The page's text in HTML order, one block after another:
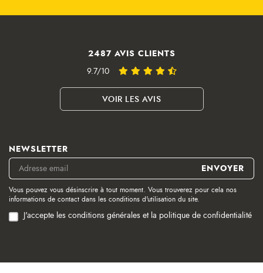
2487 AVIS CLIENTS
9.7/10
VOIR LES AVIS
NEWSLETTER
Vous pouvez vous désinscrire à tout moment. Vous trouverez pour cela nos
informations de contact dans les conditions d'utilisation du site.
J'accepte les conditions générales et la politique de confidentialité